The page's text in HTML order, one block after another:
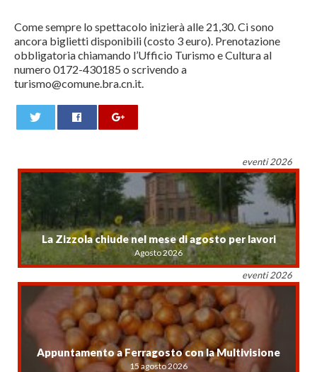
Come sempre lo spettacolo inizierà alle 21,30. Ci sono
ancora biglietti disponibili (costo 3 euro). Prenotazione
obbligatoria chiamando l’Ufficio Turismo e Cultura al
numero 0172-430185 o scrivendo a
turismo@comune.bra.cn.it.
eventi 2026
La Zizzola chiude nel mese di agosto per lavori
Agosto 2026
eventi 2026
Appuntamento a Ferragosto con la Multivisione
15 agosto 2026